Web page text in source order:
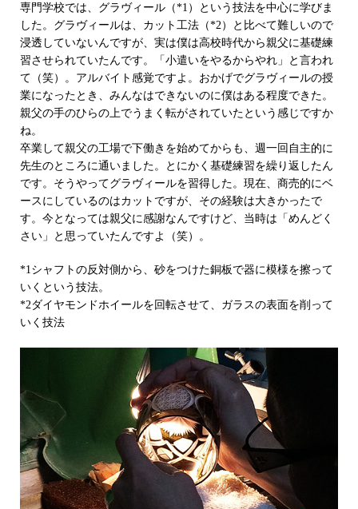
専門学校では、グラヴィール（*1）という技法を中心に学びま
した。グラヴィールは、カット工法（*2）と比べて難しいので
浸透していないんですが、実は僕は高校時代から親父に基礎練
習させられていたんです。「小遣いをやるからやれ」と言われ
て（笑）。アルバイト感覚ですよ。おかげでグラヴィールの授
業になったとき、みんなはできないのに僕はある程度できた。
親父の手のひらの上でうまく転がされていたという感じですか
ね。
卒業して親父の工場で下働きを始めてからも、週一回自主的に
先生のところに通いました。とにかく基礎練習を繰り返したん
です。そうやってグラヴィールを習得した。現在、商売的にベ
ースにしているのはカットですが、その経験は大きかったで
す。今となっては親父に感謝なんですけど、当時は「めんどく
さい」と思っていたんですよ（笑）。
*1シャフトの反対側から、砂をつけた銅板で器に模様を擦って
いくという技法。
*2ダイヤモンドホイールを回転させて、ガラスの表面を削って
いく技法